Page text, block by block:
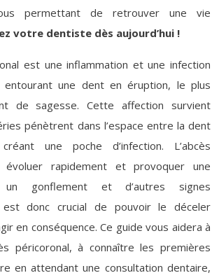
permettant de retrouver une vie
votre dentiste dès aujourd’hui !
est une inflammation et une infection
une dent en éruption, le plus
de sagesse. Cette affection survient
pénètrent dans l’espace entre la dent
une poche d’infection. L’abcès
évoluer rapidement et provoquer une
un gonflement et d’autres signes
est donc crucial de pouvoir le déceler
en conséquence. Ce guide vous aidera à
péricoronal, à connaître les premières
en attendant une consultation dentaire,